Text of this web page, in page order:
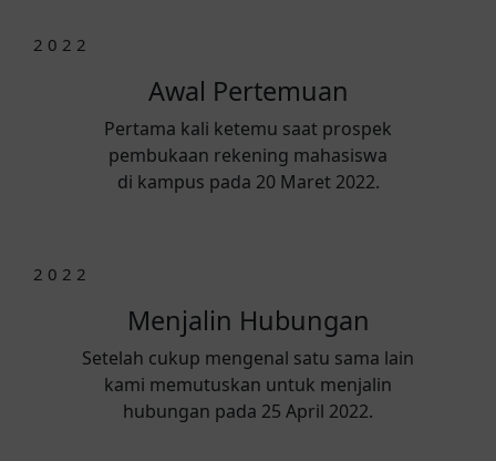
2 0 2 2
Awal Pertemuan
Pertama kali ketemu saat prospek
pembukaan rekening mahasiswa
di kampus pada 20 Maret 2022.
2 0 2 2
Menjalin Hubungan
Setelah cukup mengenal satu sama lain
kami memutuskan untuk menjalin
hubungan pada 25 April 2022.